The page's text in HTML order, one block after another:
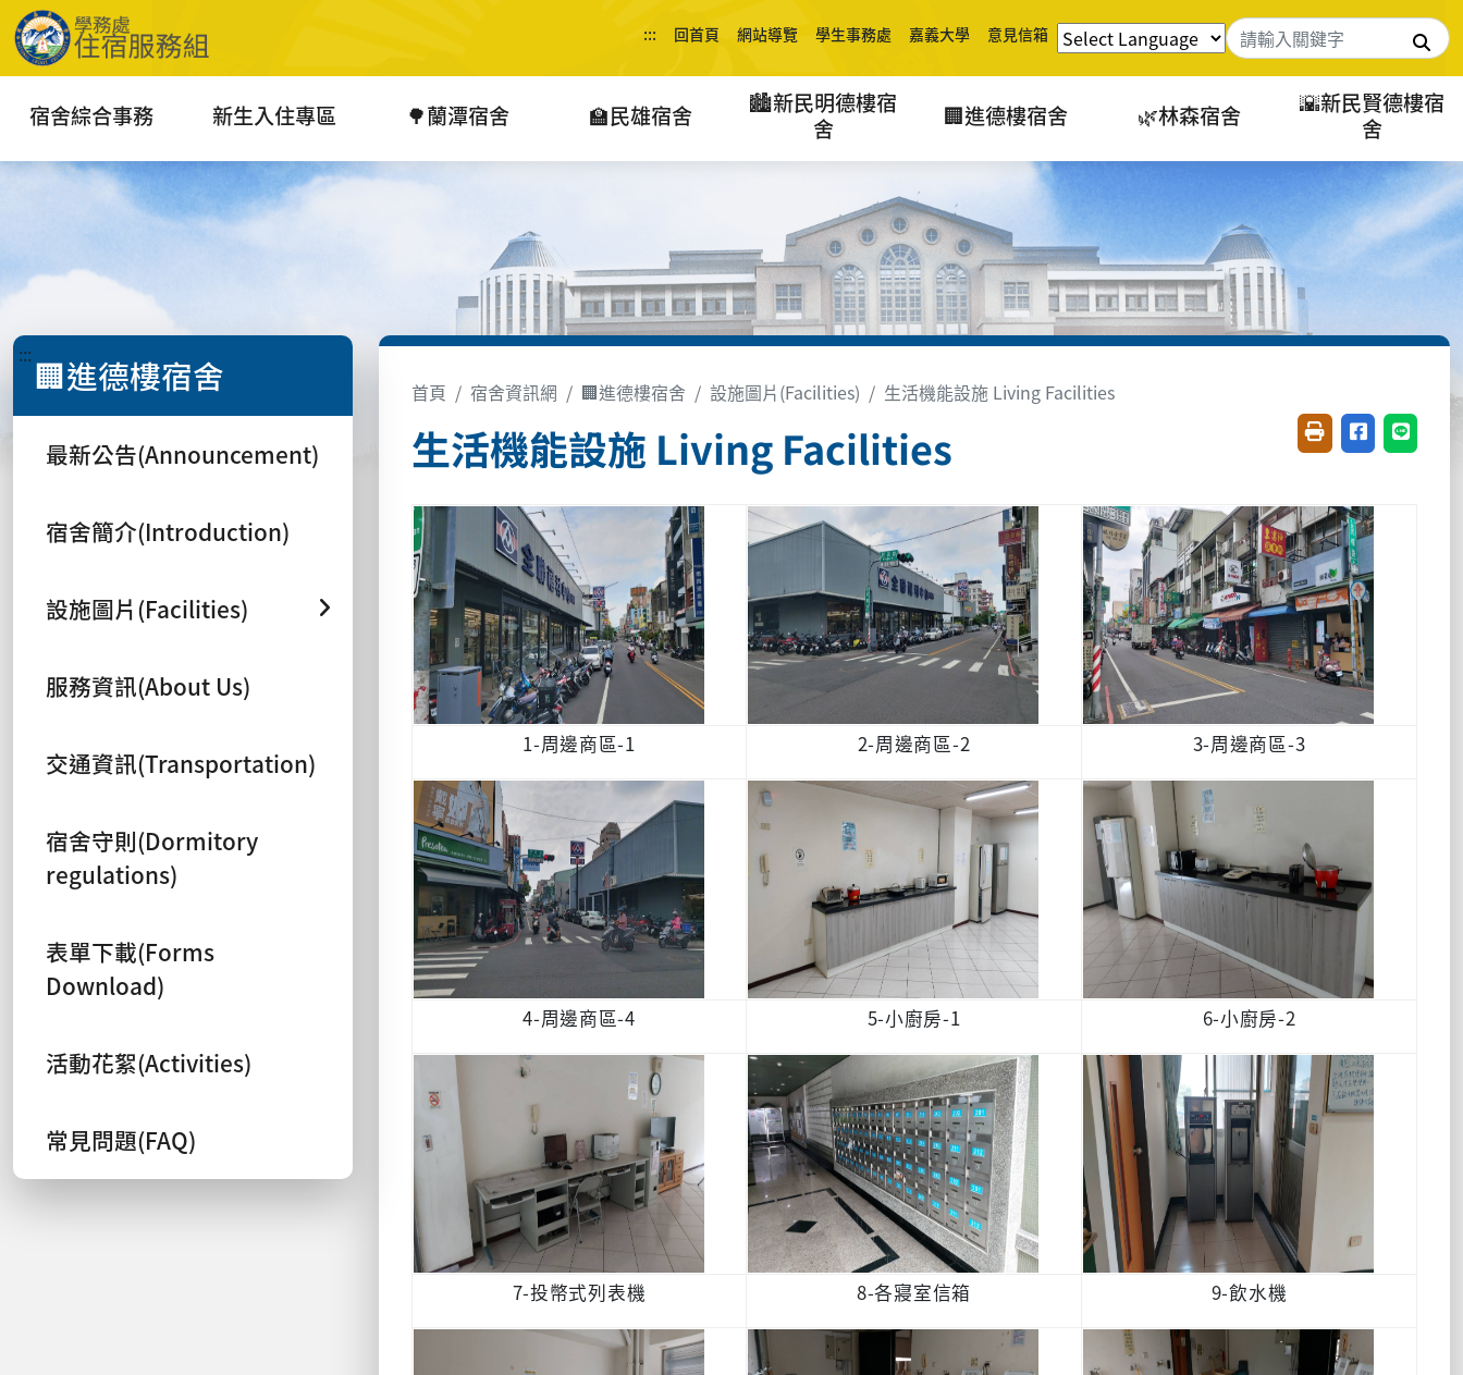
::: 回首頁 網站導覽 學生事務處 嘉義大學 意見信箱 搜尋
宿舍綜合事務 新生入住專區 🌳蘭潭宿舍 🏫民雄宿舍
🏙️新民明德樓宿
舍
🏢進德樓宿舍 🌿林森宿舍
🌇新民賢德樓宿
舍
::: 🏢進德樓宿舍
最新公告(Announcement)
宿舍簡介(Introduction)
設施圖片(Facilities)
服務資訊(About Us)
交通資訊(Transportation)
宿舍守則(Dormitory
regulations)
表單下載(Forms
Download)
活動花絮(Activities)
常見問題(FAQ)
首頁 宿舍資訊網 🏢進德樓宿舍 設施圖片(Facilities) 生活機能設施 Living Facilities
生活機能設施 Living Facilities 友善列印(開新視窗)
分享至臉書(
分享至
1-周邊商區-1 2-周邊商區-2 3-周邊商區-3
4-周邊商區-4 5-小廚房-1 6-小廚房-2
7-投幣式列表機 8-各寢室信箱 9-飲水機